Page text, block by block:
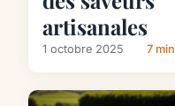
artisanales
1 octobre 2025 7 min